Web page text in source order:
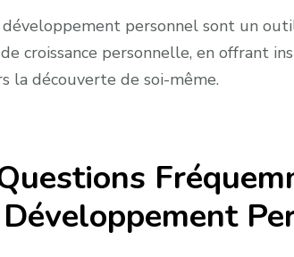
développement personnel sont un
croissance personnelle, en offrant
la découverte de soi-même.